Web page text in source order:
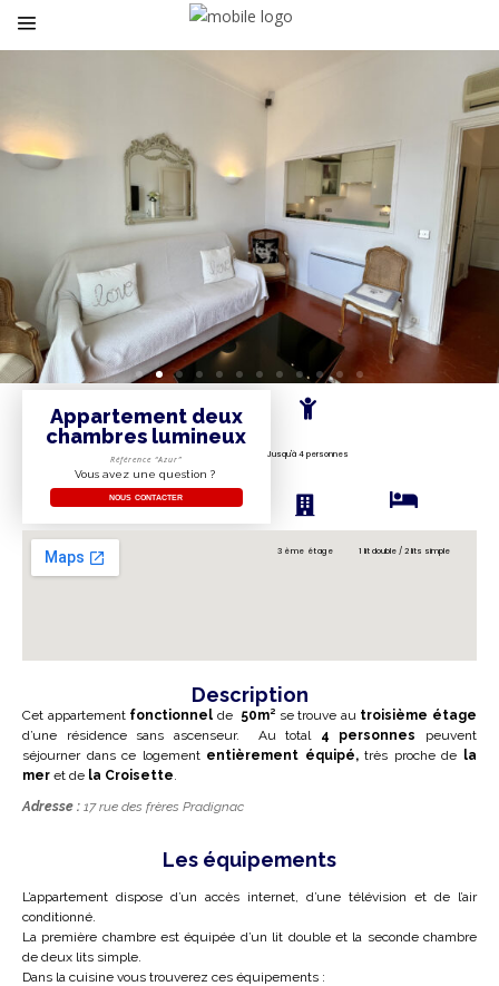
Appartement deux
chambres lumineux
Référence “Azur”
Vous avez une question ?
NOUS CONTACTER
Jusqu'à 4 personnes
1 lit double / 2 lits simple
3 ème étage
Description
Cet appartement fonctionnel de 50m² se trouve au troisième étage
d’une résidence sans ascenseur. Au total 4 personnes
peuvent
séjourner dans ce logemententièrement équipé,très proche de la
mer et de la Croisette.
Adresse : 17 rue des frères Pradignac
Les équipements
L’appartement dispose d’un accès internet, d’une télévision et de l’air
conditionné.
La première chambre est équipée d’un lit double et la seconde chambre
de deux lits simple.
Dans la cuisine vous trouverez ces équipements :